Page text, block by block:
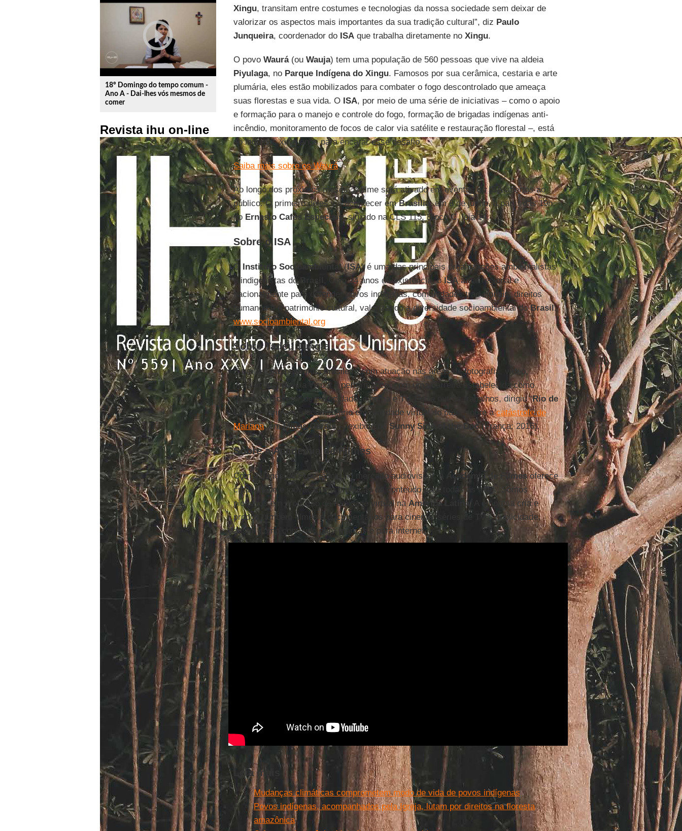
play_circle_outline
18º Domingo do tempo comum -
Ano A - Dai-lhes vós mesmos de
comer
Revista ihu on-line
Xingu, transitam entre costumes e tecnologias da nossa sociedade sem deixar de
valorizar os aspectos mais importantes da sua tradição cultural”, diz Paulo
Junqueira, coordenador do ISAque trabalha diretamente no Xingu.
O povo Waurá(ou Wauja) tem uma população de 560 pessoas que vive na aldeia
Piyulaga, no Parque Indígena do Xingu. Famosos por sua cerâmica, cestaria e arte
plumária, eles estão mobilizados para combater o fogo descontrolado que ameaça
suas florestas e sua vida. O ISA, por meio de uma série de iniciativas – como o apoio
e formação para o manejo e controle do fogo, formação de brigadas indígenas anti-
incêndio, monitoramento de focos de calor via satélite e restauração florestal –, está
ao lado dos xinguanos para encarar esse desafio.
Saiba mais sobre os Waurá.
Ao longo dos próximos meses, o filme será ativado em eventos doISAabertos ao
público. O primeiro deles vai acontecer emBrasília, em 8 de junho, a partir das 19h,
no Ernesto Cafés Especiais, situado na CLS 115, Bloco C, loja 14.
Sobre o ISA
O Instituto Socioambiental(ISA) é uma das principais organizações ambientalistas
e indigenistas do Brasil . Com 24 anos de existência, oISAatual regional e
nacionalmente para defender povos indígenas, comunidades tradicionais, direitos
humanos e o patrimônio cultural, valorizando a diversidade socioambiental doBrasil.
www.socioambiental.org
Sobre Tadeu Jungle
É um artista multimídia brasileiro com atuação nas áreas de fotografia, vídeo,
instalações, poesia visual e performance, com uma carreira estabelecida como
roteirista e diretor de publicidade, cinema e TV. Entre outros trabalhos, dirigiu “Rio de
Lama” – primeiro documentário em realidade virtual do país, sobre acatástrofe de
Mariana, emMinas Gerais–, exibido noSunny Side of the Doc(França; 2016).
Sobre a Academia de Filmes
Com 21 anos de experiência no mercado audiovisual, a Academia de Filmesoferece
criatividade e inovação em produção de conteúdo para todas as telas. Somos
pioneiros em produção de realidade virtual naAmérica Latina . A empresa cria e
produz também filmes e documentários para cinema, séries de TV e publicidade,
assim como conteúdo para marcas e para internet.
Leia mais
Mudanças climáticas comprometem modo de vida de povos indígenas
Povos indígenas, acompanhados pela Igreja, lutam por direitos na floresta
amazônica